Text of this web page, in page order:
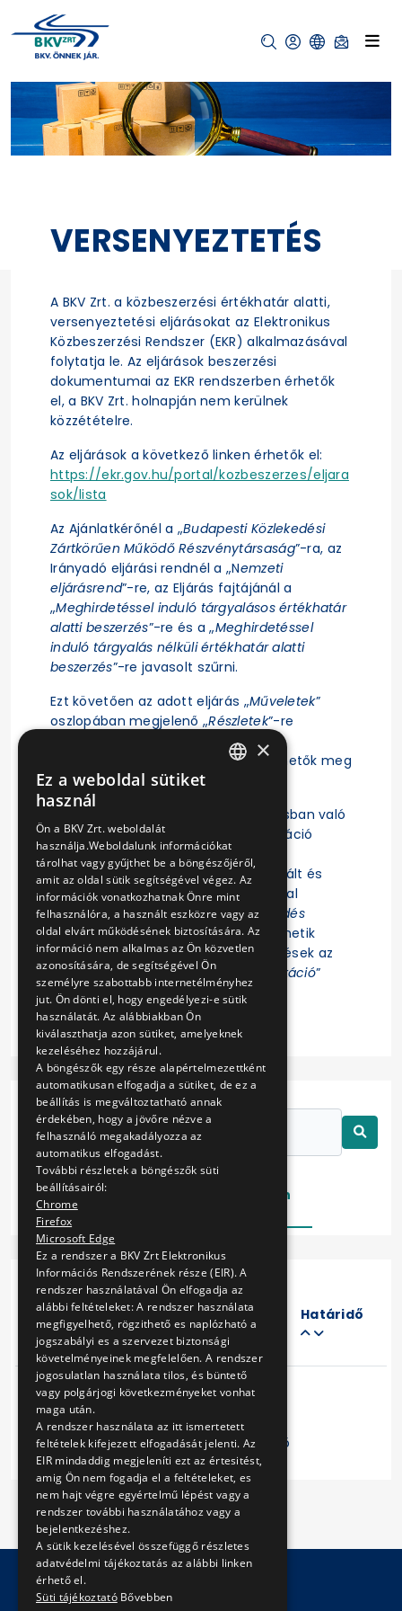
VERSENYEZTETÉS
A BKV Zrt. a közbeszerzési értékhatár alatti,
versenyeztetési eljárásokat az Elektronikus
Közbeszerzési Rendszer (EKR) alkalmazásával
folytatja le. Az eljárások beszerzési
dokumentumai az EKR rendszerben érhetők
el, a BKV Zrt. holnapján nem kerülnek
közzétételre.
Az eljárások a következő linken érhetők el:
https://ekr.gov.hu/portal/kozbeszerzes/eljara
sok/lista
Az Ajánlatkérőnél a „Budapesti Közlekedési
Zártkörűen Működő Részvénytársaság”-ra, az
Irányadó eljárási rendnél a „Nemzeti
eljárásrend”-re, az Eljárás fajtájánál a
„Meghirdetéssel induló tárgyalásos értékhatár
alatti beszerzés”-re és a „Meghirdetéssel
induló tárgyalás nélküli értékhatár alatti
beszerzés”-re javasolt szűrni.
Ezt követően az adott eljárás „Műveletek”
oszlopában megjelenő „Részletek”-re
kattintás után érhető el az eljárás
ajánlattételi felhívása, illetve tekinthetők meg
az eljárásra vonatkozó főbb adatok.
Felhívjuk a figyelmet, hogy az eljárásban való
részvételhez az EKR-be való regisztráció
szükséges! Az eljárás további
dokumentumait az EKR-ben regisztrált és
ajánlat összeállítására jogosultsággal
rendelkező Felhasználók az „Érdeklődés
jelzése” funkció indítása után tekinthetik
meg. Az eljárással kapcsolatos kérdések az
EKR-ben erre létrehozott „
Kommunikáció”
felületen tehetők fel.
Folyamatban
Cím
Eljárás
száma
Határidő
Előző 1 Következő
×
Ez a weboldal sütiket
használ
Ön a BKV Zrt. weboldalát
használja.Weboldalunk információkat
tárolhat vagy gyűjthet be a böngészőjéről,
amit az oldal sütik segítségével végez. Az
információk vonatkozhatnak Önre mint
felhasználóra, a használt eszközre vagy az
oldal elvárt működésének biztosítására. Az
információ nem alkalmas az Ön közvetlen
azonosítására, de segítségével Ön
személyre szabottabb internetélményhez
jut. Ön dönti el, hogy engedélyezi-e sütik
használatát. Az alábbiakban Ön
kiválaszthatja azon sütiket, amelyeknek
kezeléséhez hozzájárul.
A böngészők egy része alapértelmezettként
automatikusan elfogadja a sütiket, de ez a
beállítás is megváltoztatható annak
érdekében, hogy a jövőre nézve a
felhasználó megakadályozza az
automatikus elfogadást.
További részletek a böngészők süti
beállításairól:
Chrome
Firefox
Microsoft Edge
Ez a rendszer a BKV Zrt Elektronikus
Információs Rendszerének része (EIR). A
rendszer használatával Ön elfogadja az
alábbi feltételeket: A rendszer használata
megfigyelhető, rögzithető es naplózható a
jogszabályi es a szervezet biztonsági
követelményeinek megfelelően. A rendszer
jogosulatlan használata tilos, és büntető
vagy polgárjogi következményeket vonhat
maga után.
A rendszer használata az itt ismertetett
feltételek kifejezett elfogadását jelenti. Az
EIR mindaddig megjeleníti ezt az értesitést,
amig Ön nem fogadja el a feltételeket, es
nem hajt végre egyértelmű lépést vagy a
rendszer további használatához vagy a
bejelentkezéshez.
A sütik kezelésével összefüggő részletes
adatvédelmi tájékoztatás az alábbi linken
érhető el.
Süti tájékoztató Bővebben